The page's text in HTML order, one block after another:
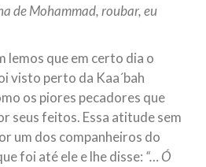
de Mohammad, roubar, eu
lemos que em certo dia o
visto perto da Kaa´bah
os piores pecadores que
seus feitos. Essa atitude sem
um dos companheiros do
foi até ele e lhe disse: “… Ó